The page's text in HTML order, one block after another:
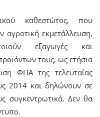
καθεστώτος, που
αγροτική εκμετάλλευση,
εξαγωγές και
τους, ως ετήσια
ΦΠΑ της τελευταίας
2014 και δηλώνουν σε
συγκεντρωτικά. Δεν θα